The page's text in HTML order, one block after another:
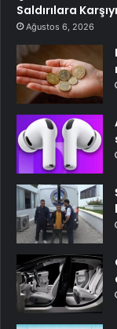
Saldırılara
Ağustos 6, 2026